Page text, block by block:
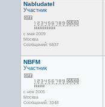
Nabludatel
Участник
с мая 2009
Москва
Сообщений: 6837
NBFM
Участник
с ноя 2005
Москва
Сообщений: 3348